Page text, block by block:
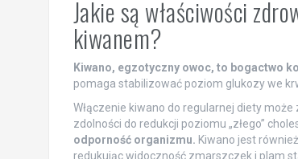
Jakie są właściwości
kiwanem?
Kiwano, egzotyczny owoc, to bogactwo
pomaga stabilizować poziom glukozy we
Włączenie kiwano do regularnej diety
zdolności do redukcji poziomu „złego”
odporność organizmu. Kiwano jest
redukując widoczność zmarszczek i plam